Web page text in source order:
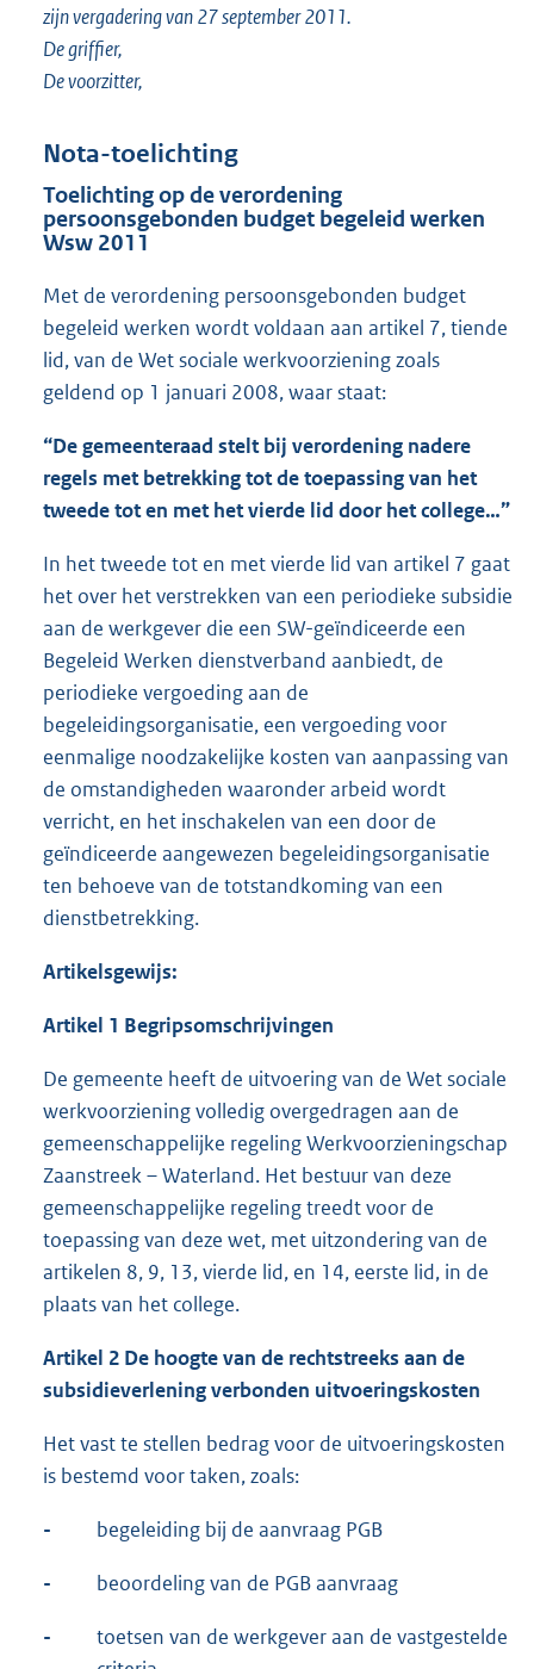
zijn vergadering van 27 september 2011.
De griffier,
De voorzitter,
Nota-toelichting
Toelichting op de verordening
persoonsgebonden budget begeleid werken
Wsw 2011
Met de verordening persoonsgebonden budget
begeleid werken wordt voldaan aan artikel 7, tiende
lid, van de Wet sociale werkvoorziening zoals
geldend op 1 januari 2008, waar staat:
“De gemeenteraad stelt bij verordening nadere
regels met betrekking tot de toepassing van het
tweede tot en met het vierde lid door het college…”
In het tweede tot en met vierde lid van artikel 7 gaat
het over het verstrekken van een periodieke subsidie
aan de werkgever die een SW-geïndiceerde een
Begeleid Werken dienstverband aanbiedt, de
periodieke vergoeding aan de
begeleidingsorganisatie, een vergoeding voor
eenmalige noodzakelijke kosten van aanpassing van
de omstandigheden waaronder arbeid wordt
verricht, en het inschakelen van een door de
geïndiceerde aangewezen begeleidingsorganisatie
ten behoeve van de totstandkoming van een
dienstbetrekking.
Artikelsgewijs:
Artikel 1 Begripsomschrijvingen
De gemeente heeft de uitvoering van de Wet sociale
werkvoorziening volledig overgedragen aan de
gemeenschappelijke regeling Werkvoorzieningschap
Zaanstreek – Waterland. Het bestuur van deze
gemeenschappelijke regeling treedt voor de
toepassing van deze wet, met uitzondering van de
artikelen 8, 9, 13, vierde lid, en 14, eerste lid, in de
plaats van het college.
Artikel 2 De hoogte van de rechtstreeks aan de
subsidieverlening verbonden uitvoeringskosten
Het vast te stellen bedrag voor de uitvoeringskosten
is bestemd voor taken, zoals:
- begeleiding bij de aanvraag PGB
- beoordeling van de PGB aanvraag
-
toetsen van de werkgever aan de vastgestelde